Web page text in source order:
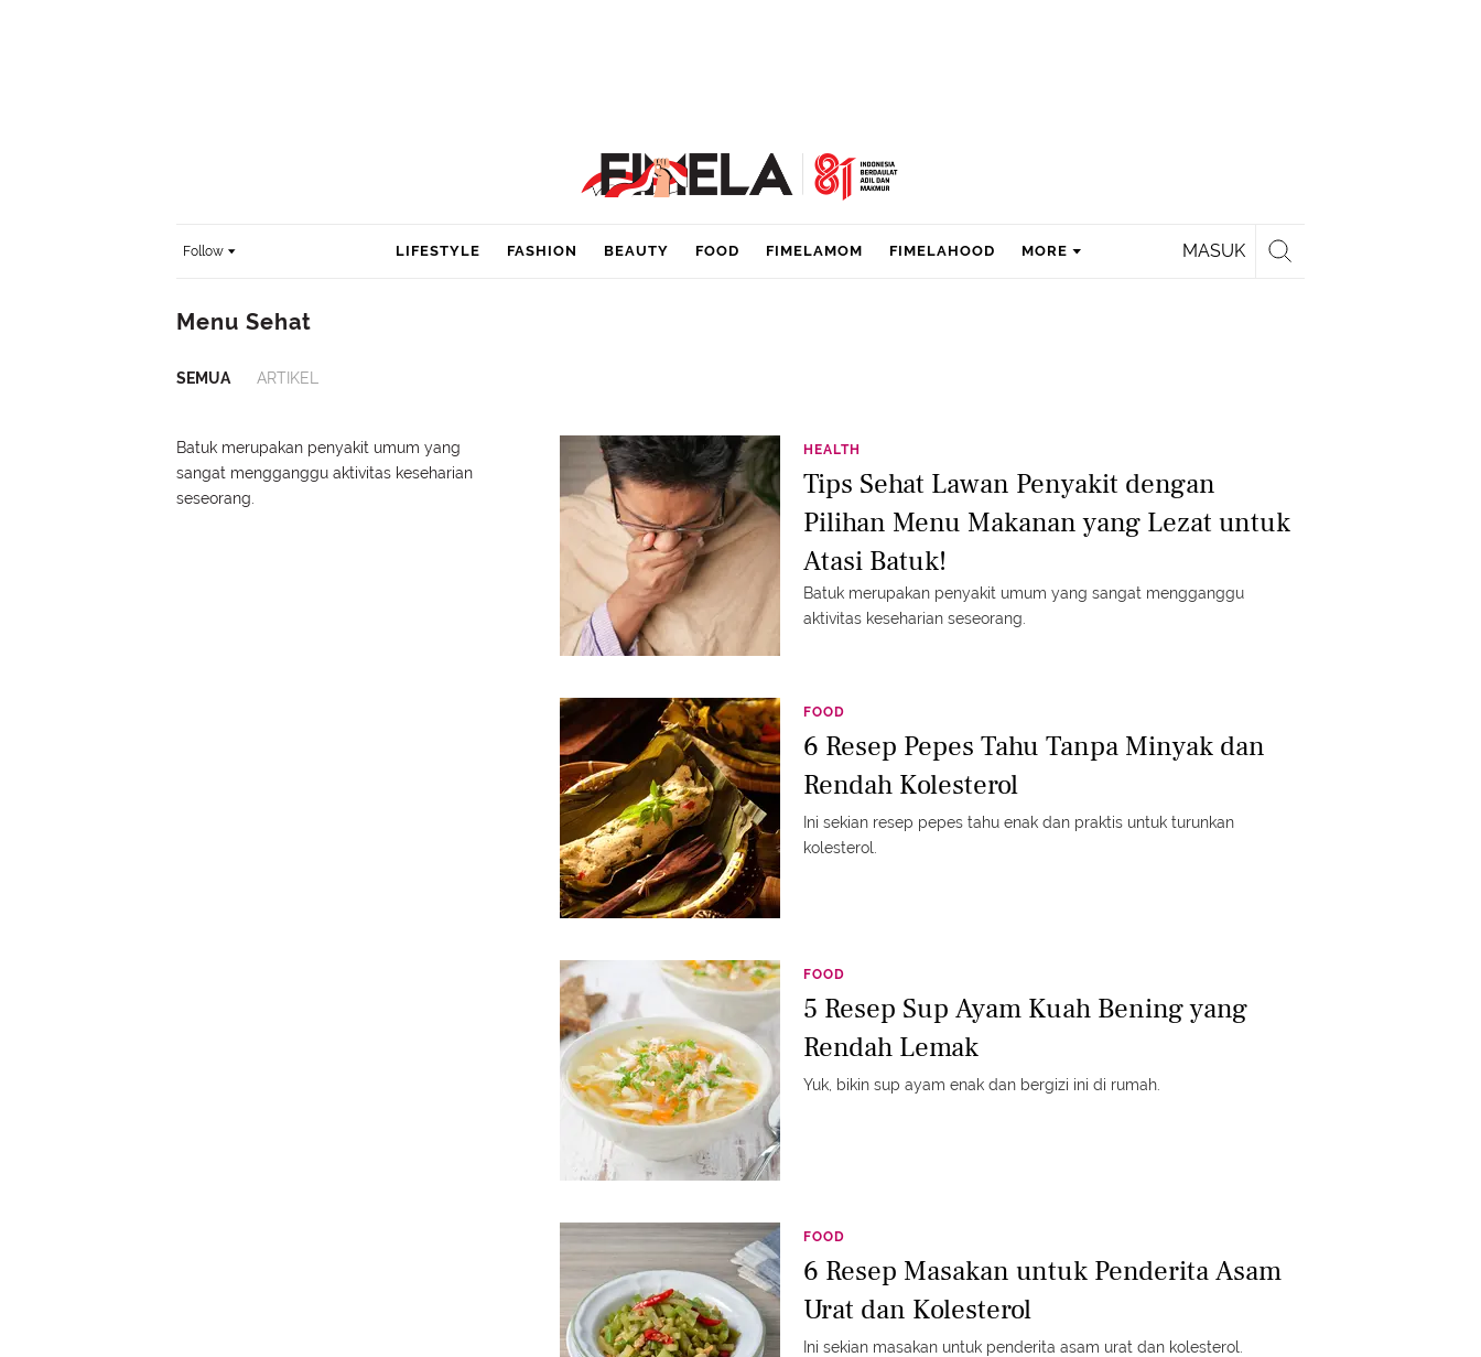
Follow MASUK
LIFESTYLE FASHION BEAUTY FOOD FIMELAMOM FIMELAHOOD MORE
Menu Sehat
SEMUA ARTIKEL
Batuk merupakan penyakit umum yang
sangat mengganggu aktivitas keseharian
seseorang.
HEALTH
Tips Sehat Lawan Penyakit dengan
Pilihan Menu Makanan yang Lezat untuk
Atasi Batuk!
Batuk merupakan penyakit umum yang sangat mengganggu
aktivitas keseharian seseorang.
FOOD
6 Resep Pepes Tahu Tanpa Minyak dan
Rendah Kolesterol
Ini sekian resep pepes tahu enak dan praktis untuk turunkan
kolesterol.
FOOD
5 Resep Sup Ayam Kuah Bening yang
Rendah Lemak
Yuk, bikin sup ayam enak dan bergizi ini di rumah.
FOOD
6 Resep Masakan untuk Penderita Asam
Urat dan Kolesterol
Ini sekian masakan untuk penderita asam urat dan kolesterol.